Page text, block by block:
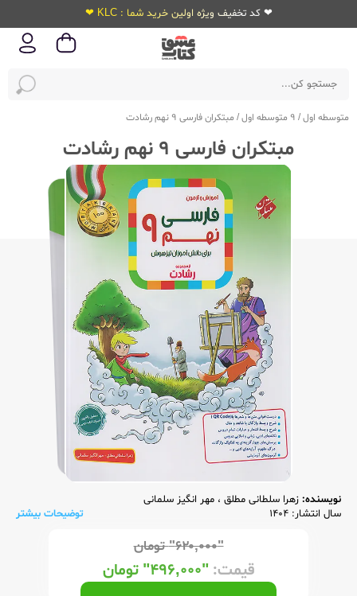
❤ کد تخفیف ویژه اولین خرید شما : KLC ❤
متوسطه اول/ 9 متوسطه اول / مبتکران فارسی 9 نهم رشادت
مبتکران فارسی 9 نهم رشادت
نویسنده: زهرا سلطانی مطلق ، مهر انگیز سلمانی
سال انتشار: 1404
توضیحات بیشتر
"۶۲۰,۰۰۰" تومان
قیمت:"۴۹۶,۰۰۰" تومان